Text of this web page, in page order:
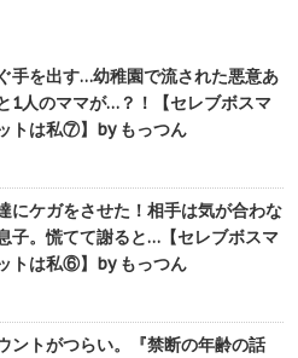
手を出す…幼稚園で流された悪意あ
1人のママが…？！【セレブボスマ
トは私⑦】by もっつん
にケガをさせた！相手は気が合わな
子。慌てて謝ると…【セレブボスマ
トは私⑥】by もっつん
ントがつらい。『禁断の年齢の話